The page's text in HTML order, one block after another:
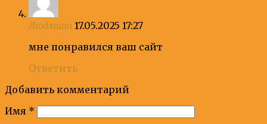
Людмила 17.05.2025 17:27
мне понравился ваш сайт
Ответить
Добавить комментарий
Имя *